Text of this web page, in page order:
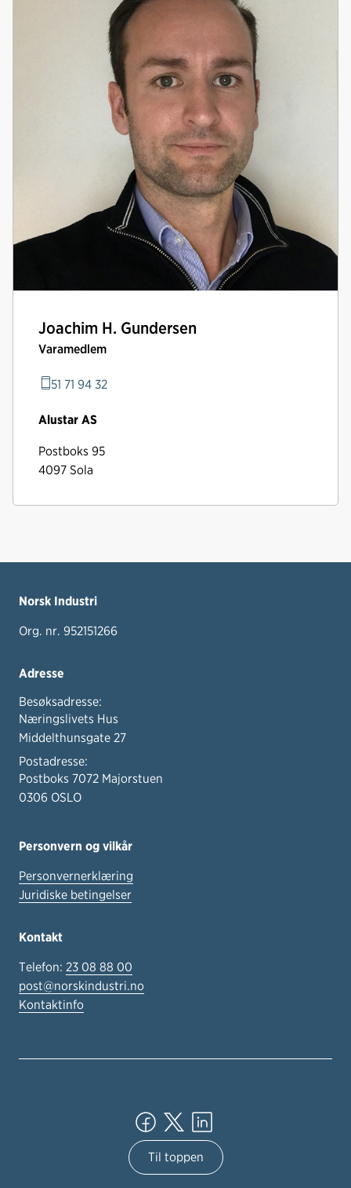
Joachim H. Gundersen
Varamedlem
51 71 94 32
Alustar AS
Postboks 95
4097 Sola
Norsk Industri
Org. nr. 952151266
Adresse
Besøksadresse:
Næringslivets Hus
Middelthunsgate 27
Postadresse:
Postboks 7072 Majorstuen
0306 OSLO
Personvern og vilkår
Personvernerklæring
Juridiske betingelser
Kontakt
Telefon: 23 08 88 00
post@norskindustri.no
Kontaktinfo
Til toppen